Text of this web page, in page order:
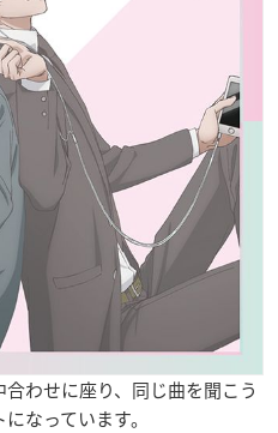
わせに座り、同じ曲を聞こう
なっています。